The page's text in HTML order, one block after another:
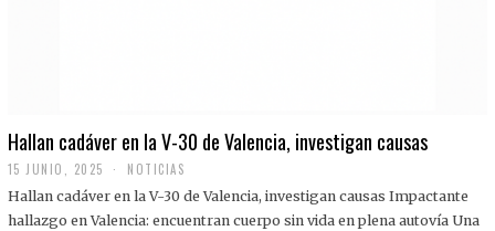
Hallan cadáver en la V-30 de Valencia, investigan causas
15 JUNIO, 2025 NOTICIAS
Hallan cadáver en la V-30 de Valencia, investigan causas Impactante
hallazgo en Valencia: encuentran cuerpo sin vida en plena autovía Una